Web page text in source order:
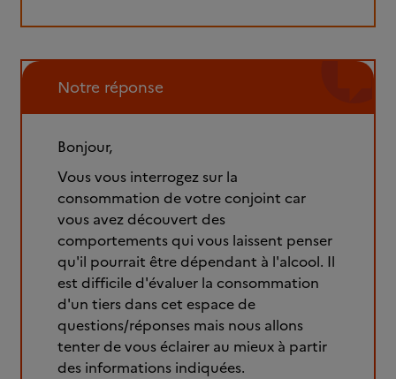
Notre réponse
Bonjour,
Vous vous interrogez sur la
consommation de votre conjoint car
vous avez découvert des
comportements qui vous laissent penser
qu'il pourrait être dépendant à l'alcool. Il
est difficile d'évaluer la consommation
d'un tiers dans cet espace de
questions/réponses mais nous allons
tenter de vous éclairer au mieux à partir
des informations indiquées.